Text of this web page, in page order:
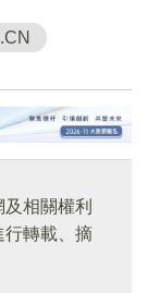
相關權利
行轉載、摘